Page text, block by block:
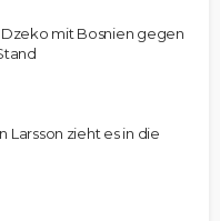
mit Bosnien gegen
Larsson zieht es in die